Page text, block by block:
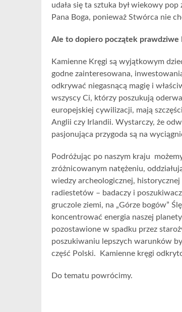
udała się ta sztuka był wiekowy
Pana Boga, ponieważ Stwórca nie
Ale to dopiero początek prawdziwe
Kamienne Kręgi są wyjątkowym
godne zainteresowana,
odkrywać niegasnącą magię i
wszyscy Ci, którzy poszukują
europejskiej cywilizacji, mają
Anglii czy Irlandii. Wystarczy, że
pasjonująca przygoda są na
Podróżując po naszym kraju
zróżnicowanym natężeniu,
wiedzy archeologicznej,
radiestetów – badaczy i
gruczole ziemi, na „Górze bogów”
koncentrować energia naszej
pozostawione w spadku przez
poszukiwaniu lepszych warunków
część Polski. Kamienne kręgi
Do tematu powrócimy.